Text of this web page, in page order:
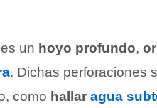
es un hoyo profundo,
. Dichas perforaciones
como hallar agua